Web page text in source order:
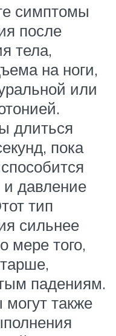
симптомы
после
тела,
на ноги,
или
длиться
пока
давление
тип
сильнее
мере того,
падениям.
также